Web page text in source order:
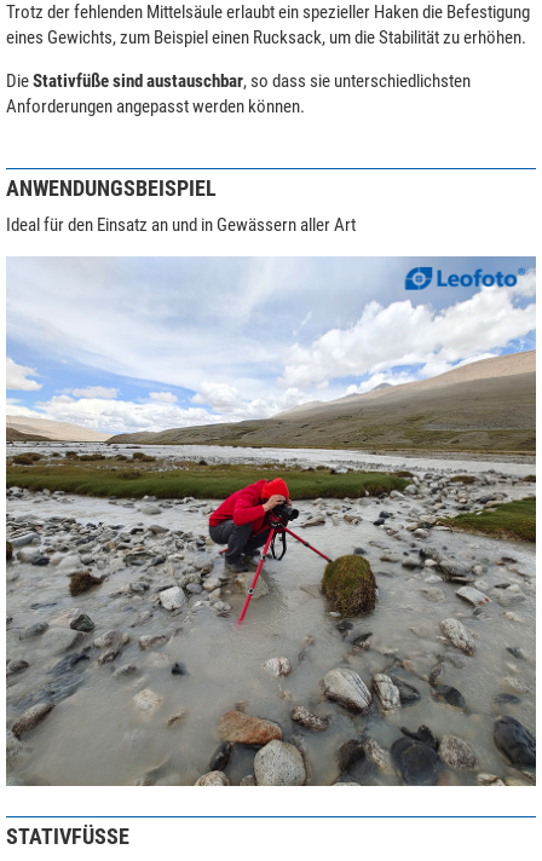
Trotz der fehlenden Mittelsäule erlaubt ein spezieller Haken die Befestigung
eines Gewichts, zum Beispiel einen Rucksack, um die Stabilität zu erhöhen.
DieStativfüße sind austauschbar, so dass sie unterschiedlichsten
Anforderungen angepasst werden können.
ANWENDUNGSBEISPIEL
Ideal für den Einsatz an und in Gewässern aller Art
STATIVFÜSSE